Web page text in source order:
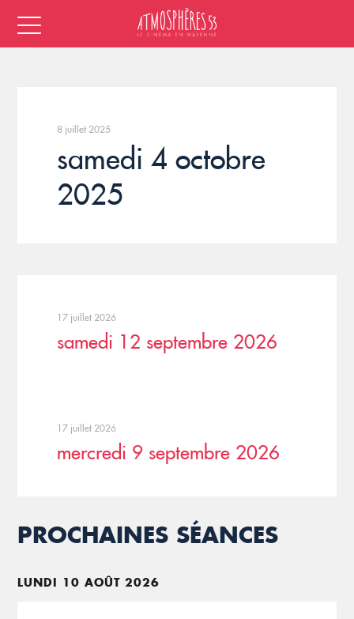
8 juillet 2025
samedi 4 octobre
2025
17 juillet 2026
samedi 12 septembre 2026
17 juillet 2026
mercredi 9 septembre 2026
PROCHAINES SÉANCES
LUNDI 10 AOÛT 2026